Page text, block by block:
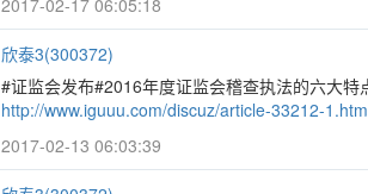
2017-02-17 06:05:18
欣泰3(300372)
#证监会发布#2016年度证监会稽查执法的六大特
http://www.iguuu.com/discuz/article-33212-
2017-02-13 06:03:39